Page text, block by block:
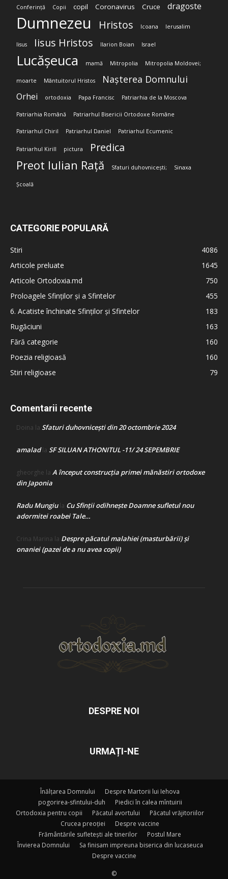
Conferință Copii copil Coronavirus Cruce dragoste
Dumnezeu Hristos Icoana Ierusalim
Iisus Iisus Hristos Ilarion Boian Israel
Lucășeuca mamă Mitropolia Mitropolia Moldovei;
moarte Mântuitorul Hristos Nașterea Domnului
Orhei ortodoxia Papa Francisc Patriarhia de la Moscova
Patriarhia Română Patriarhul Bisericii Ortodoxe Române
Patriarhul Chiril Patriarhul Daniel Patriarhul Ecumenic
Patriarhul Kirill pictura Predica
Preot Iulian Rață Sfaturi duhovnicești; Sinaxa
Școală
CATEGORIE POPULARĂ
Stiri
4086
Articole preluate
1645
Articole Ortodoxia.md
750
Proloagele Sfinților și a Sfintelor
455
6. Acatiste închinate Sfinților și Sfintelor
183
Rugăciuni
163
Fără categorie
160
Poezia religioasă
160
Stiri religioase
79
Comentarii recente
Doina la Sfaturi duhovnicești din 20 octombrie 2024
amaladla SF SILUAN ATHONITUL -11/ 24 SEPEMBRIE
gheorghe la A început construcţia primei mănăstiri ortodoxe
din Japonia
Radu Mungiula Cu Sfinții odihnește Doamne sufletul nou
adormitei roabei Tale…
Crina Marina la Despre păcatul malahiei (masturbării) şi
onaniei (pazei de a nu avea copii)
DESPRE NOI
URMAȚI-NE
Înălțarea Domnului
Despre Martorii lui Iehova
pogorirea-sfintului-duh
Piedici în calea mîntuirii
Ortodoxia pentru copii
Păcatul avortului
Păcatul vrăjitoriilor
Crucea preoției
Despre vaccine
Frământările sufletești ale tinerilor
Postul Mare
Învierea Domnului
Sa finisam impreuna biserica din lucaseuca
Despre vaccine
©